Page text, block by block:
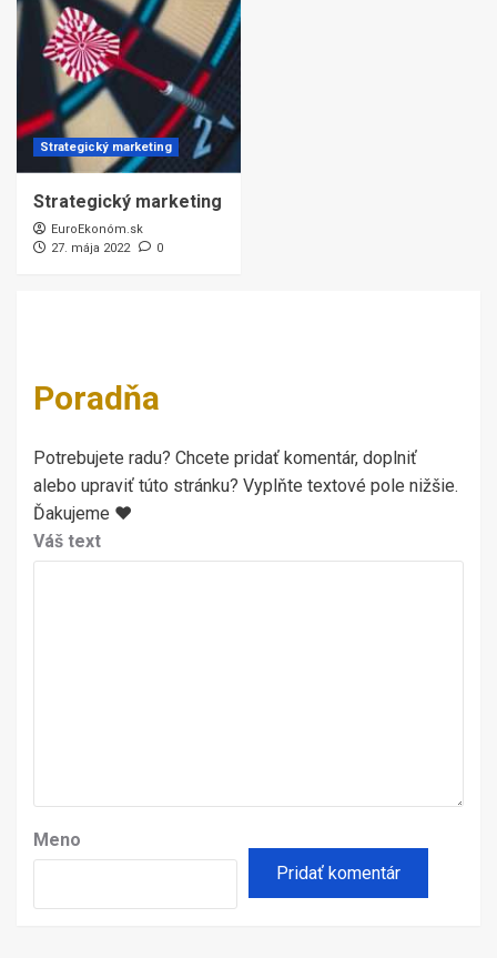
Strategický marketing
Strategický marketing
EuroEkonóm.sk
27. mája 2022
0
Poradňa
Potrebujete radu? Chcete pridať komentár, doplniť
alebo upraviť túto stránku? Vyplňte textové pole nižšie.
Ďakujeme ♥
Váš text
Meno